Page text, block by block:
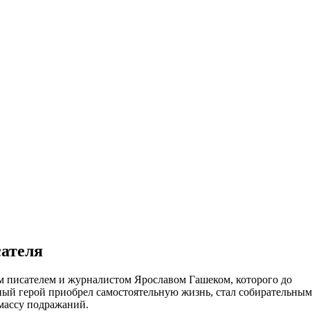
и журналистом Ярославом Гашеком, которого до
герой приобрел самостоятельную жизнь, стал собирательным
подражаний.